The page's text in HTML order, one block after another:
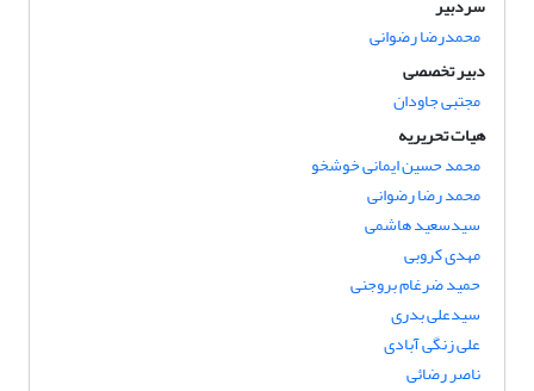
محمدرضا رضوانی
دبیر تخصصی
مجتبی جاودان
هیات تحریریه
محمد حسین ایمانی خوشخو
محمد رضا رضوانی
سیدسعید هاشمی
مهدی کروبی
حمید ضرغام بروجنی
سیدعلی بدری
علی زنگی آبادی
ناصر رضائی